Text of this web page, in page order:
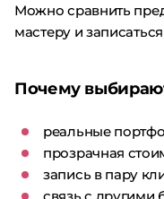
Можно сравнить
мастеру и
Почему
реальные
прозрачная
запись в пару
связь с другими